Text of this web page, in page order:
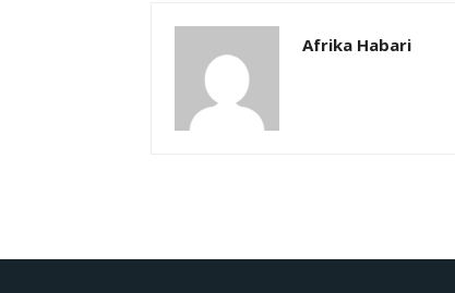
Afrika Habari